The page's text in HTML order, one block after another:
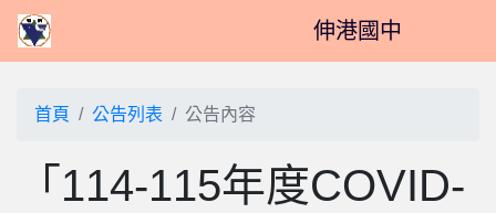
伸港國中
首頁 公告列表 公告內容
「114-115年度COVID-